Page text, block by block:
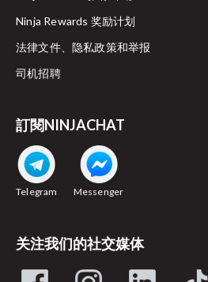
Ninja Rewards 奖励计划
法律文件、隐私政策和举报
司机招聘
訂閱NINJACHAT
Telegram Messenger
关注我们的社交媒体